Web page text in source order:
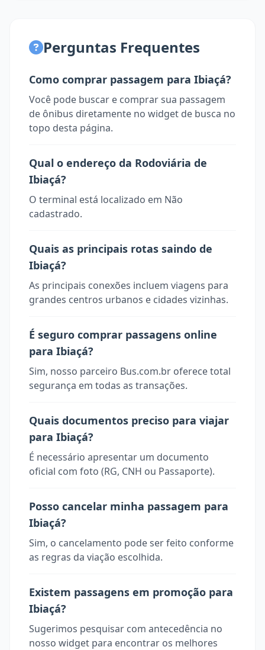
Perguntas Frequentes
Como comprar passagem para Ibiaçá?
Você pode buscar e comprar sua passagem
de ônibus diretamente no widget de busca no
topo desta página.
Qual o endereço da Rodoviária de
Ibiaçá?
O terminal está localizado em Não
cadastrado.
Quais as principais rotas saindo de
Ibiaçá?
As principais conexões incluem viagens para
grandes centros urbanos e cidades vizinhas.
É seguro comprar passagens online
para Ibiaçá?
Sim, nosso parceiro Bus.com.br oferece total
segurança em todas as transações.
Quais documentos preciso para viajar
para Ibiaçá?
É necessário apresentar um documento
oficial com foto (RG, CNH ou Passaporte).
Posso cancelar minha passagem para
Ibiaçá?
Sim, o cancelamento pode ser feito conforme
as regras da viação escolhida.
Existem passagens em promoção para
Ibiaçá?
Sugerimos pesquisar com antecedência no
nosso widget para encontrar os melhores